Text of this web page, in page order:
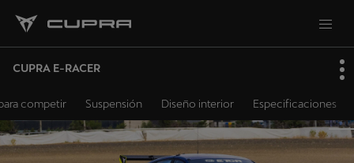
CUPRA E-RACER
competir Suspensión Diseño interior Especificaciones